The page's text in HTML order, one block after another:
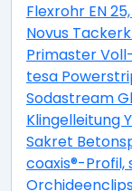
Flexrohr EN
Novus
Primaster
tesa
Sodastream
Klingelleitung
Sakret
coaxis®-Profil,